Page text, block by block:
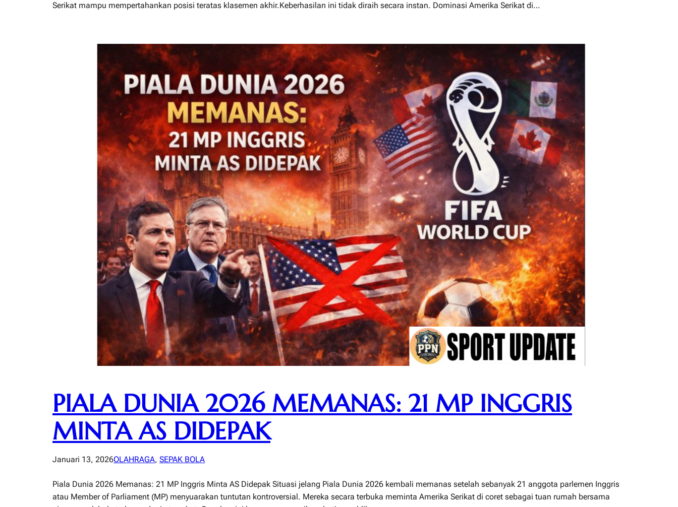
Serikat mampu mempertahankan posisi teratas klasemen akhir.Keberhasilan ini tidak diraih secara instan. Dominasi Amerika Serikat di…
PIALA DUNIA 2026 MEMANAS: 21 MP INGGRIS
MINTA AS DIDEPAK
Januari 13, 2026OLAHRAGA, SEPAK BOLA
Piala Dunia 2026 Memanas: 21 MP Inggris Minta AS Didepak Situasi jelang Piala Dunia 2026 kembali memanas setelah sebanyak 21 anggota parlemen Inggris
atau Member of Parliament (MP) menyuarakan tuntutan kontroversial. Mereka secara terbuka meminta Amerika Serikat di coret sebagai tuan rumah bersama